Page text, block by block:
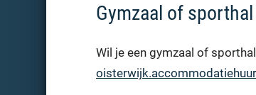
Gymzaal of
Wil je een gymzaal of